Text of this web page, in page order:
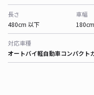
長さ
480cm 以下
車幅
対応車種
オートバイ軽自動車コンパクト